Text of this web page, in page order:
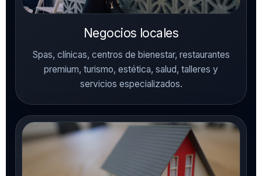
Negocios locales
Spas, clínicas, centros de bienestar, restaurantes
premium, turismo, estética, salud, talleres y
servicios especializados.